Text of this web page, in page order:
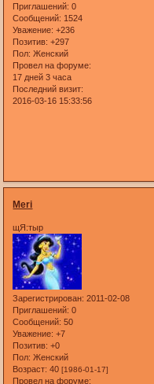
Приглашений: 0
Сообщений: 1524
Уважение: +236
Позитив: +297
Пол: Женский
Провел на форуме:
17 дней 3 часа
Последний визит:
2016-03-16 15:33:56
Meri
щЯ:тыр
Зарегистрирован: 2011-02-08
Приглашений: 0
Сообщений: 50
Уважение: +7
Позитив: +0
Пол: Женский
Возраст: 40[1986-01-17]
Провел на форуме: